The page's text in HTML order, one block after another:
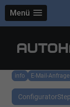
Menü
info E-Mail-